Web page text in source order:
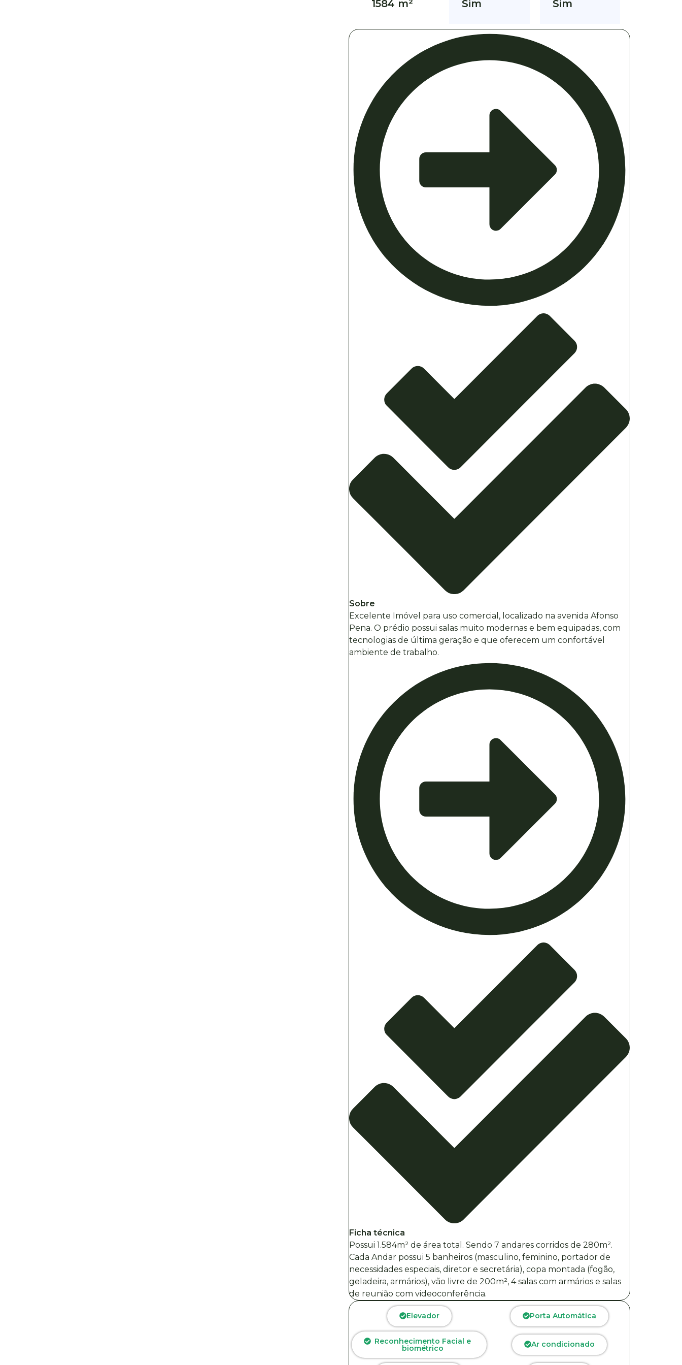
1584 m² Sim Sim
Sobre
Excelente Imóvel para uso comercial, localizado na avenida Afonso
Pena. O prédio possui salas muito modernas e bem equipadas, com
tecnologias de última geração e que oferecem um confortável
ambiente de trabalho.
Ficha técnica
Possui 1.584m² de área total. Sendo 7 andares corridos de 280m².
Cada Andar possui 5 banheiros (masculino, feminino, portador de
necessidades especiais, diretor e secretária), copa montada (fogão,
geladeira, armários), vão livre de 200m², 4 salas com armários e salas
de reunião com videoconferência.
Elevador Porta Automática
Reconhecimento Facial e
biométrico Ar condicionado